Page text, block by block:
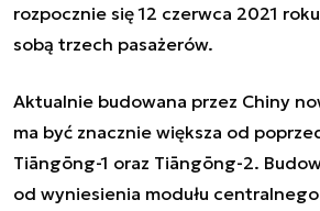
rozpocznie się 12 czerwca 2021
sobą trzech pasażerów.
Aktualnie budowana przez Chiny
ma być znacznie większa od
Tiāngōng-1 oraz Tiāngōng-2.
od wyniesienia modułu